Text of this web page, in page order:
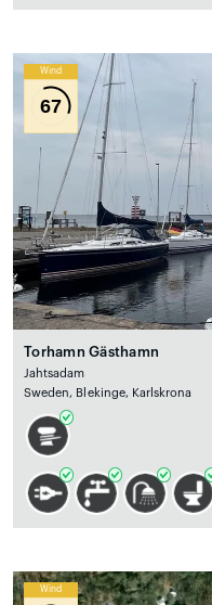
Wind
67
Torhamn Gästhamn
Jahtsadam
Sweden, Blekinge, Karlskrona
Wind